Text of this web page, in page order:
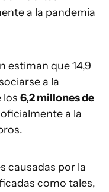
a la pandemia
estiman que 14,9
a la
los 6,2 millones de
a la
causadas por la
como tales,